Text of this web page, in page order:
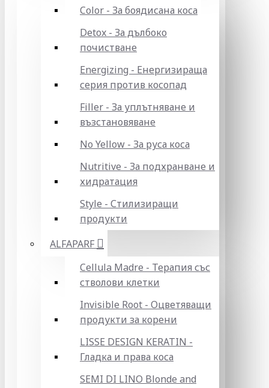
Color - За боядисана коса
Detox - За дълбоко
почистване
Energizing - Енергизираща
серия против косопад
Filler - За уплътняване и
възстановяване
No Yellow - За руса коса
Nutritive - За подхранване и
хидратация
Style - Стилизиращи
продукти
ALFAPARF
Cellula Madre - Терапия със
стволови клетки
Invisible Root - Оцветяващи
продукти за корени
LISSE DESIGN KERATIN -
Гладка и права коса
SEMI DI LINO Blonde and